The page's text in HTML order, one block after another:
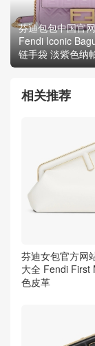
芬迪包包中国官
Fendi Iconic
链手袋 淡紫色纳
相关推荐
芬迪女包官方网
大全 Fendi First
色皮革